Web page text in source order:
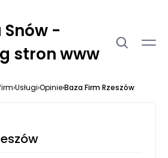
Snów -
stron www
›Usługi›Opinie›Baza Firm Rzeszów